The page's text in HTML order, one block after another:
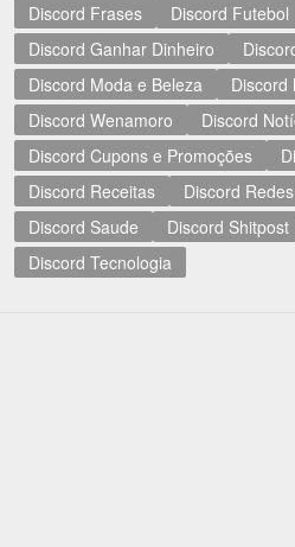
Discord Frases
Discord Futebol
Discord Ganhar Dinheiro
Discord Moda e Beleza
Discord
Discord Wenamoro
Discord
Discord Cupons e Promoções
Discord Receitas
Discord
Discord Saude
Discord Shitpost
Discord Tecnologia